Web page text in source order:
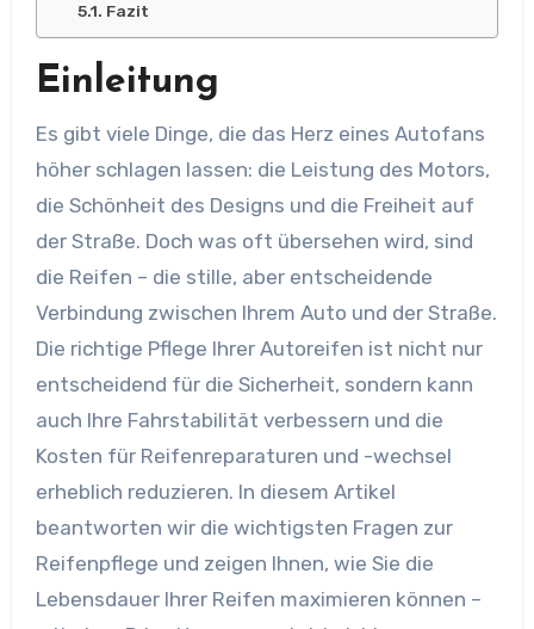
Fazit
Einleitung
Es gibt viele Dinge, die das Herz eines Autofans
höher schlagen lassen: die Leistung des Motors,
die Schönheit des Designs und die Freiheit auf
der Straße. Doch was oft übersehen wird, sind
die Reifen – die stille, aber entscheidende
Verbindung zwischen Ihrem Auto und der Straße.
Die richtige Pflege Ihrer Autoreifen ist nicht nur
entscheidend für die Sicherheit, sondern kann
auch Ihre Fahrstabilität verbessern und die
Kosten für Reifenreparaturen und -wechsel
erheblich reduzieren. In diesem Artikel
beantworten wir die wichtigsten Fragen zur
Reifenpflege und zeigen Ihnen, wie Sie die
Lebensdauer Ihrer Reifen maximieren können –